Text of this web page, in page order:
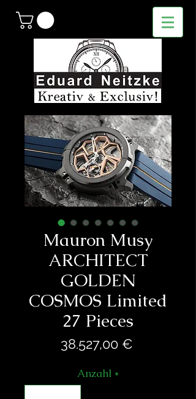
Mauron Musy
ARCHITECT
GOLDEN
COSMOS Limited
27 Pieces
38.527,00 €Preis
Anzahl *